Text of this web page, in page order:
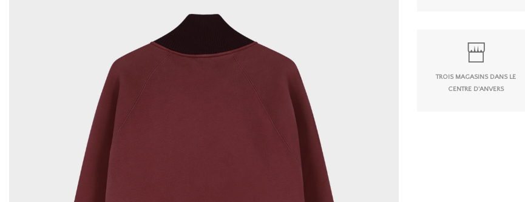
TROIS MAGASINS DANS LE
CENTRE D'ANVERS